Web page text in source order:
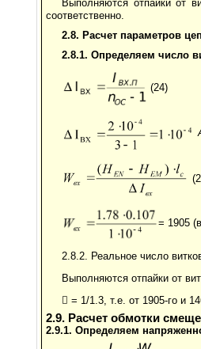
Выполняются отпайки от
соответственно.
2.8. Расчет параметров
2.8.1. Определяем число
(24)
= 1905
2.8.2. Реальное число
Выполняются отпайки от
 = 1/1.3, т.е. от 1905-го и
2.9. Расчет обмотки
2.9.1. Определяем